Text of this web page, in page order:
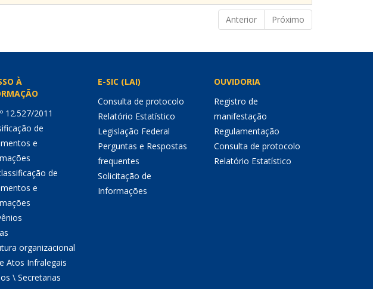
Anterior Próximo
À
12.527/2011
de
e
de
e
organizacional
Atos Infralegais
\ Secretarias
E-SIC (LAI)
Consulta de protocolo
Relatório Estatístico
Legislação Federal
Perguntas e Respostas
frequentes
Solicitação de
Informações
OUVIDORIA
Registro de
manifestação
Regulamentação
Consulta de protocolo
Relatório Estatístico